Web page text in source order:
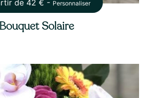
de 42 € - Personnaliser
Bouquet Solaire